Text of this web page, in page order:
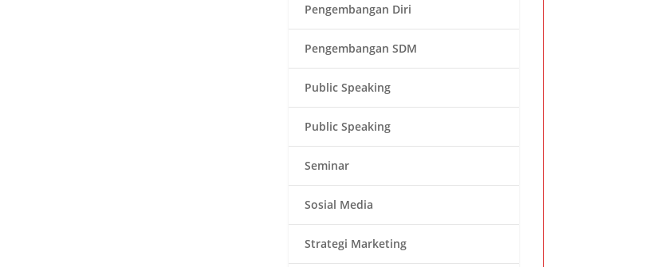
Pengembangan Diri
Pengembangan SDM
Public Speaking
Public Speaking
Seminar
Sosial Media
Strategi Marketing